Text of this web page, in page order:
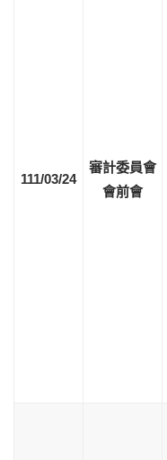
111/03/24
審計委員會
會前會